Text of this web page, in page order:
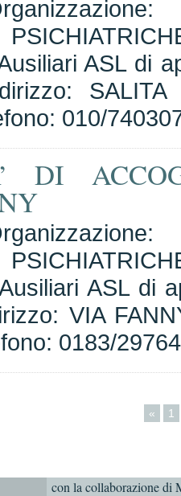
ASL di
010/
DI
ASL di
VIA
0183/
« 1
con la collaborazione di